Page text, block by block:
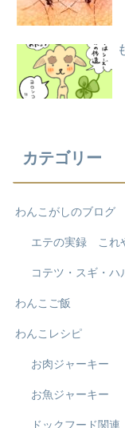
カテゴリー
わんこがしのブログ
エテの実録 これ
コテツ・スギ・ハ
わんこご飯
わんこレシピ
お肉ジャーキー
お魚ジャーキー
ドックフード関連